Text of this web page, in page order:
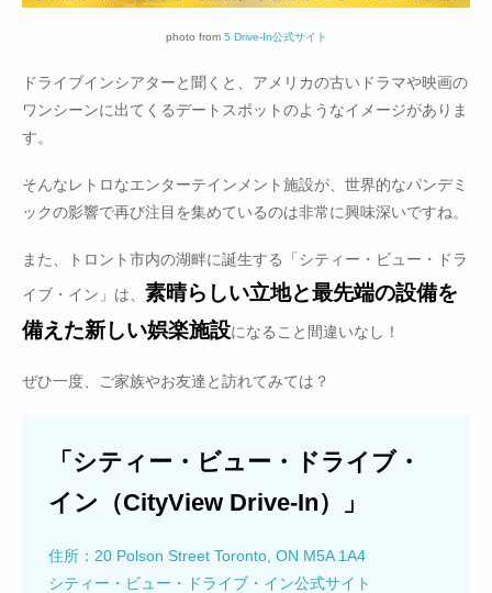
photo from 5 Drive-In公式サイト
ドライブインシアターと聞くと、アメリカの古いドラマや映画の
ワンシーンに出てくるデートスポットのようなイメージがありま
す。
そんなレトロなエンターテインメント施設が、世界的なパンデミ
ックの影響で再び注目を集めているのは非常に興味深いですね。
また、トロント市内の湖畔に誕生する「シティー・ビュー・ドラ
イブ・イン」は、 素晴らしい立地と最先端の設備を
備えた新しい娯楽施設になること間違いなし！
ぜひ一度、ご家族やお友達と訪れてみては？
「シティー・ビュー・ドライブ・
イン（CityView Drive-In）」
住所：20 Polson Street Toronto, ON M5A 1A4
シティー・ビュー・ドライブ・イン公式サイト